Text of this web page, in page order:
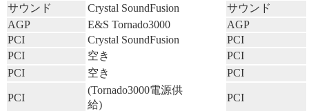
サウンド
Crystal SoundFusion サウンド
AGP
E&S Tornado3000 AGP
PCI
Crystal SoundFusion PCI
PCI
空き PCI
PCI
空き PCI
PCI
(Tornado3000電源供
給)
PCI